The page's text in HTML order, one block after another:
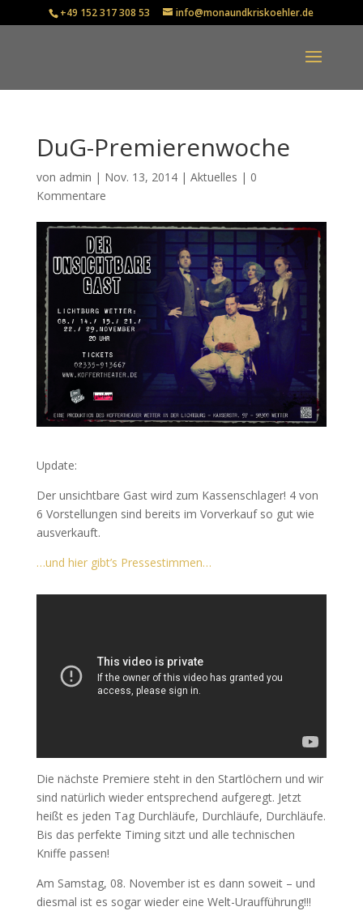
+49 152 317 308 53 info@monaundkriskoehler.de
DuG-Premierenwoche
von admin | Nov. 13, 2014| Aktuelles | 0
Kommentare
Update:
Der unsichtbare Gast wird zum Kassenschlager! 4 von
6 Vorstellungen sind bereits im Vorverkauf so gut wie
ausverkauft.
…und hier gibt’s Pressestimmen…
Die nächste Premiere steht in den Startlöchern und wir
sind natürlich wieder entsprechend aufgeregt. Jetzt
heißt es jeden Tag Durchläufe, Durchläufe, Durchläufe.
Bis das perfekte Timing sitzt und alle technischen
Kniffe passen!
Am Samstag, 08. November ist es dann soweit – und
diesmal ist es sogar wieder eine Welt-Uraufführung!!!